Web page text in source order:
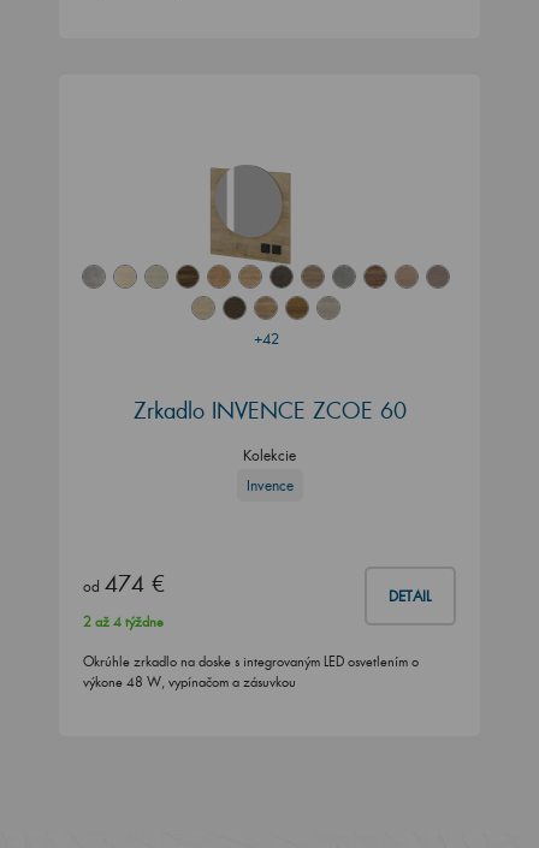
+42
Zrkadlo INVENCE ZCOE 60
Kolekcie
Invence
od 474 € DETAIL
2 až 4 týždne
Okrúhle zrkadlo na doske s integrovaným LED osvetlením o
výkone 48 W, vypínačom a zásuvkou